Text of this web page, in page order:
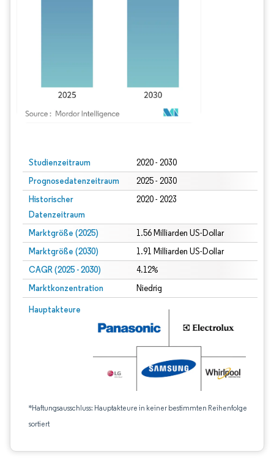
Studienzeitraum 2020 - 2030
Prognosedatenzeitraum 2025 - 2030
Historischer
Datenzeitraum
2020 - 2023
Marktgröße (2025) 1.56 Milliarden US-Dollar
Marktgröße (2030) 1.91 Milliarden US-Dollar
CAGR (2025 - 2030) 4.12%
Marktkonzentration Niedrig
Hauptakteure
*Haftungsausschluss: Hauptakteure in keiner bestimmten Reihenfolge
sortiert